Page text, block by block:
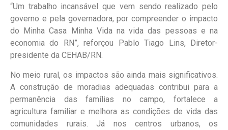
“Um trabalho incansável que vem sendo realizado pelo
governo e pela governadora, por compreender o impacto
do Minha Casa Minha Vida na vida das pessoas e na
economia do RN”, reforçou Pablo Tiago Lins, Diretor-
presidente da CEHAB/RN.
No meio rural, os impactos são ainda mais significativos.
A construção de moradias adequadas contribui para a
permanência das famílias no campo, fortalece a
agricultura familiar e melhora as condições de vida das
comunidades rurais. Já nos centros urbanos, os